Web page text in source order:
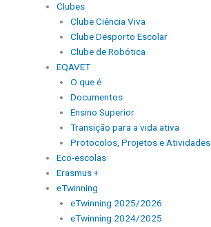
Clubes
Clube Ciência Viva
Clube Desporto Escolar
Clube de Robótica
EQAVET
O que é
Documentos
Ensino Superior
Transição para a vida ativa
Protocolos, Projetos e Atividades
Eco-escolas
Erasmus +
eTwinning
eTwinning 2025/2026
eTwinning 2024/2025